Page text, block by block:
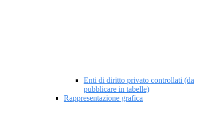
Enti di diritto privato controllati (da
pubblicare in tabelle)
Rappresentazione grafica